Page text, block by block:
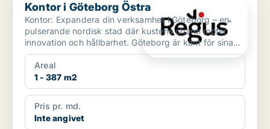
Kontor i Göteborg Östra
Kontor: Expandera din verksamhet i Göteborg – en
pulserande nordisk stad där kustens charm möter
innovation och hållbarhet. Göteborg är känt för sina
histori...
Areal
1 - 387 m2
Pris pr. md.
Inte angivet